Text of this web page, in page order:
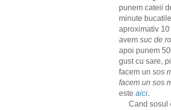
punem cateii
minute
aproximativ
avem suc de
apoi punem
gust cu sare,
facem un sos
facem un sos
este aici.
Cand sosul